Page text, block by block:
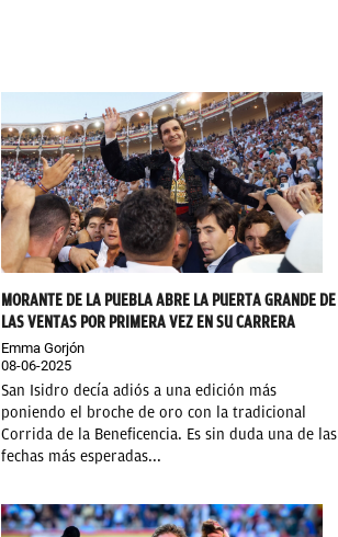
MORANTE DE LA PUEBLA ABRE LA PUERTA GRANDE DE
LAS VENTAS POR PRIMERA VEZ EN SU CARRERA
Emma Gorjón
08-06-2025
San Isidro decía adiós a una edición más
poniendo el broche de oro con la tradicional
Corrida de la Beneficencia. Es sin duda una de las
fechas más esperadas...